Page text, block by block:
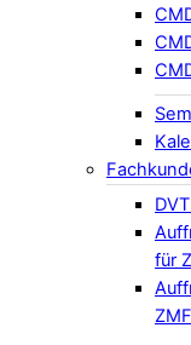
für